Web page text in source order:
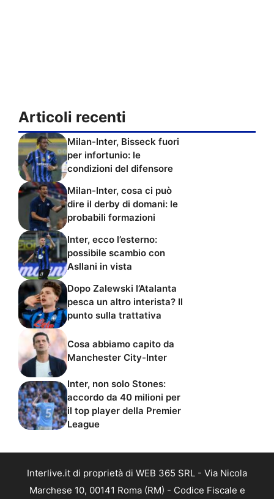
Articoli recenti
Milan-Inter, Bisseck fuori
per infortunio: le
condizioni del difensore
Milan-Inter, cosa ci può
dire il derby di domani: le
probabili formazioni
Inter, ecco l’esterno:
possibile scambio con
Asllani in vista
Dopo Zalewski l’Atalanta
pesca un altro interista? Il
punto sulla trattativa
Cosa abbiamo capito da
Manchester City-Inter
Inter, non solo Stones:
accordo da 40 milioni per
il top player della Premier
League
Interlive.it di proprietà di WEB 365 SRL - Via Nicola
Marchese 10, 00141 Roma (RM) - Codice Fiscale e